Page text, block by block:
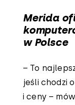
Merida
w Polsce
– To
jeśli chodzi
i ceny –